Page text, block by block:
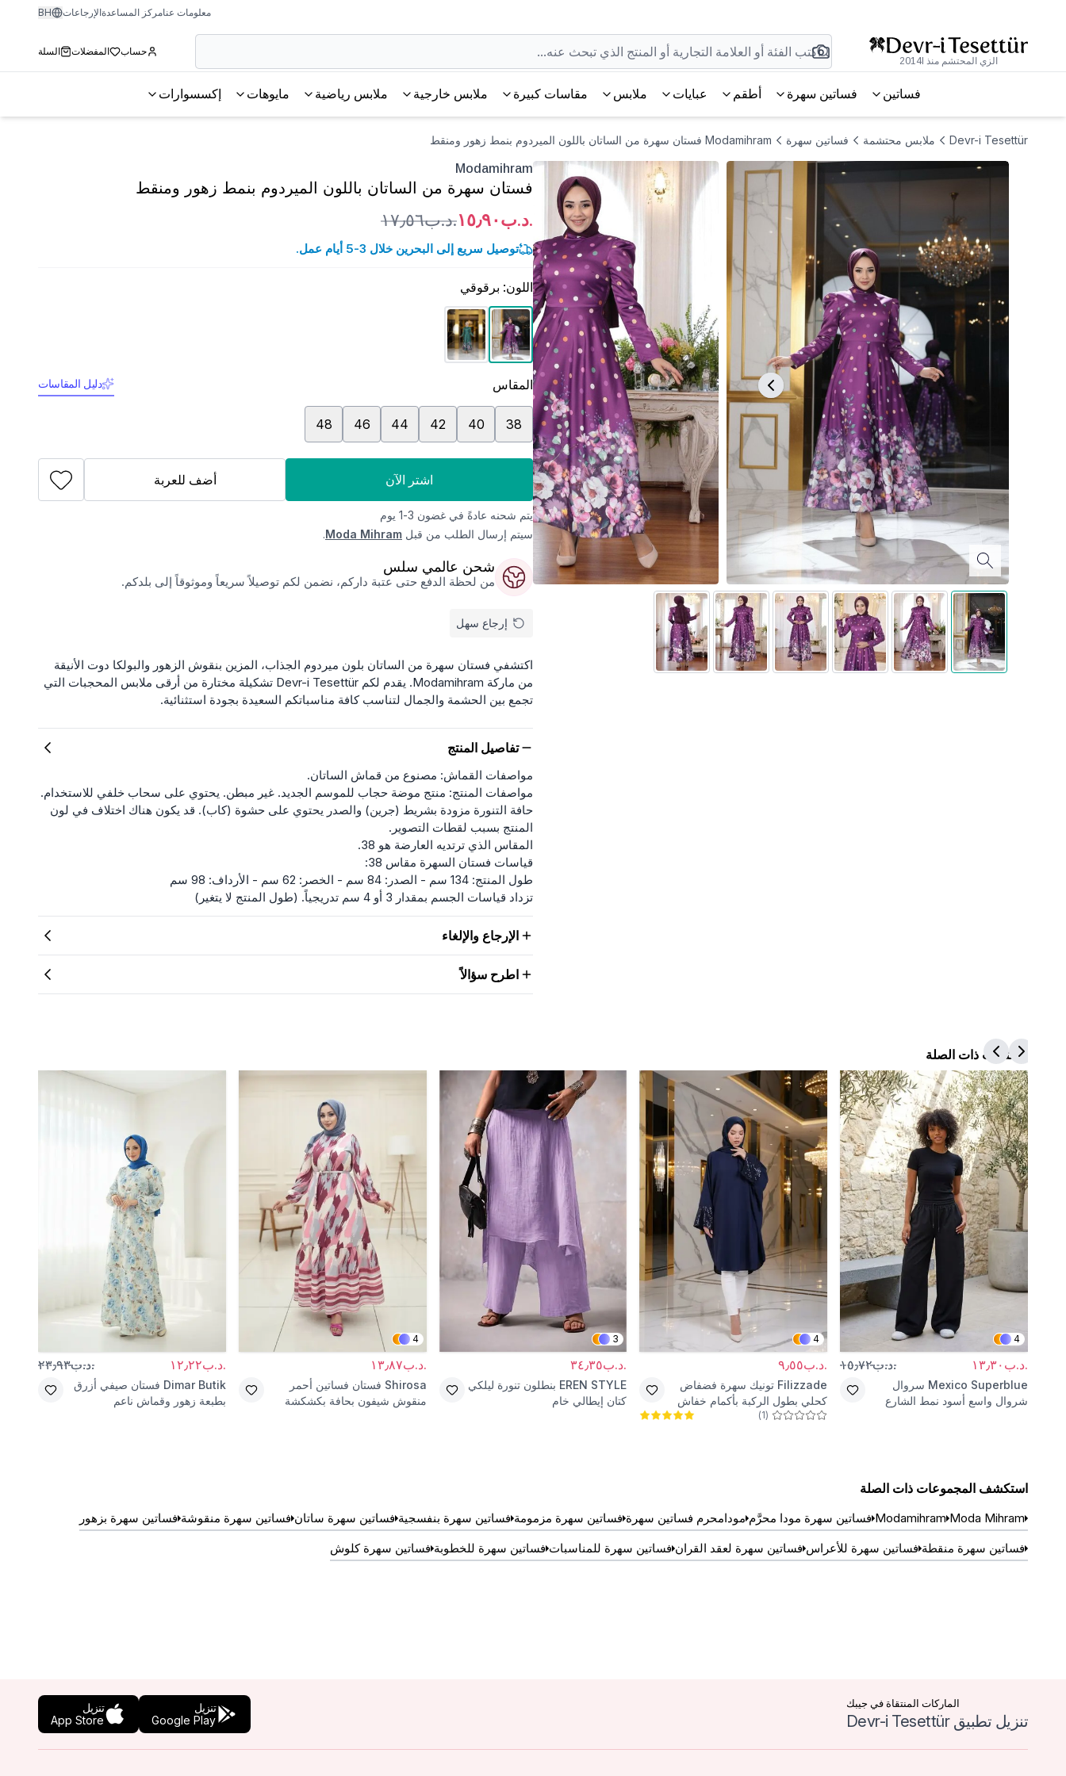
معلومات عنامركز المساعدةالإرجاعات BH
الزي المحتشم منذ 2014l
حساب المفضلات السلة
فساتين فساتين سهرة أطقم عبايات ملابس مقاسات كبيرة ملابس خارجية ملابس رياضية مايوهات إكسسوارات
Devr-i Tesettür ملابس محتشمة فساتين سهرة Modamihram فستان سهرة من الساتان باللون الميردوم بنمط زهور ومنقط
Modamihram
فستان سهرة من الساتان باللون الميردوم بنمط زهور ومنقط
.د.ب١٥٫٩٠ .د.ب١٧٫٥٦
توصيل سريع إلى البحرين خلال 3-5 أيام عمل.
اللون: برقوقي
المقاس دليل المقاسات
38
40
42
44
46
48
اشتر الآن أضف للعربة
يتم شحنه عادةً في غضون 3-1 يوم
سيتم إرسال الطلب من قبل Moda Mihram
.
شحن عالمي سلس
من لحظة الدفع حتى عتبة داركم، نضمن لكم توصيلاً سريعاً وموثوقاً إلى بلدكم.
إرجاع سهل
اكتشفي فستان سهرة من الساتان بلون ميردوم الجذاب، المزين بنقوش الزهور والبولكا دوت الأنيقة
من ماركة Modamihram. يقدم لكم Devr-i Tesettür تشكيلة مختارة من أرقى ملابس المحجبات التي
تجمع بين الحشمة والجمال لتناسب كافة مناسباتكم السعيدة بجودة استثنائية.
تفاصيل المنتج
مواصفات القماش: مصنوع من قماش الساتان.
مواصفات المنتج: منتج موضة حجاب للموسم الجديد. غير مبطن. يحتوي على سحاب خلفي للاستخدام.
حافة التنورة مزودة بشريط (جرين) والصدر يحتوي على حشوة (كاب). قد يكون هناك اختلاف في لون
المنتج بسبب لقطات التصوير.
المقاس الذي ترتديه العارضة هو 38.
قياسات فستان السهرة مقاس 38:
طول المنتج: 134 سم - الصدر: 84 سم - الخصر: 62 سم - الأرداف: 98 سم
تزداد قياسات الجسم بمقدار 3 أو 4 سم تدريجياً. (طول المنتج لا يتغير)
الإرجاع والإلغاء
اطرح سؤالاً
المنتجات ذات الصلة
4
.د.ب١٣٫٣٠ .د.ب١٥٫٧٢
Mexico Superblue سروال
شروال واسع أسود نمط الشارع
4
.د.ب٩٫٥٥
Filizzade تونيك سهرة فضفاض
كحلي بطول الركبة بأكمام خفاش
(
1
)
3
.د.ب٣٤٫٣٥
EREN STYLE بنطلون تنورة ليلكي
كتان إيطالي خام
4
.د.ب١٣٫٨٧
Shirosa فستان فساتين أحمر
منقوش شيفون بحافة بكشكشة
.د.ب١٢٫٢٢ .د.ب٢٣٫٩٣
Dimar Butik فستان صيفي أزرق
بطبعة زهور وقماش ناعم
استكشف المجموعات ذات الصلة
Moda Mihram
Modamihram فساتين سهرة مودا محرَّم مودامحرم فساتين سهرة فساتين سهرة مزمومة فساتين سهرة بنفسجية فساتين سهرة ساتان فساتين سهرة منقوشة فساتين سهرة بزهور
فساتين سهرة منقطة فساتين سهرة للأعراس فساتين سهرة لعقد القران فساتين سهرة للمناسبات فساتين سهرة للخطوبة فساتين سهرة كلوش
الماركات المنتقاة في جيبك
تنزيل تطبيق Devr-i Tesettür
تنزيل
Google Play
تنزيل
App Store